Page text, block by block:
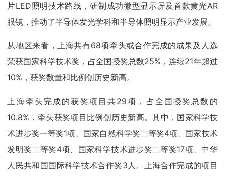
片LED照明技术路线，研制成功微型显示屏及首款黄光AR
眼镜，推动了半导体发光学科和半导体照明显示产业发展。
从地区来看，上海共有68项牵头或合作完成的成果及人选
荣获国家科学技术奖，占全国授奖总数25%，连续21年超过
10%，获奖数量和比例创历史新高。
上海牵头完成的获奖项目共29项，占全国授奖总数的
10.8%，牵头获奖项目比例创历史新高。其中，国家科学技
术进步奖一等奖1项、国家自然科学奖二等奖4项、国家技术
发明奖二等奖4项、国家科学技术进步奖二等奖17项、中华
人民共和国国际科学技术合作奖3人。上海合作完成的项目